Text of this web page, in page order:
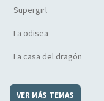
Supergirl
La odisea
La casa del dragón
VER MÁS TEMAS